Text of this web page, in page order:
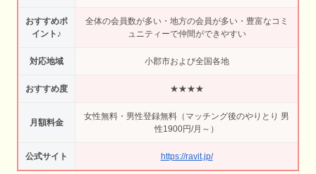
おすすめポ
イント♪
全体の会員数が多い・地方の会員が多い・豊富なコミ
ュニティーで仲間ができやすい
対応地域 小郡市および全国各地
おすすめ度 ★★★★
月額料金
女性無料・男性登録無料（マッチング後のやりとり 男
性1900円/月～）
公式サイト https://ravit.jp/